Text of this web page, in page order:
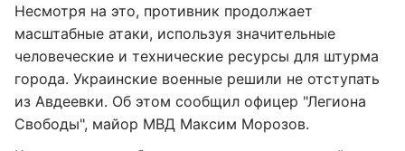
Несмотря на это, противник продолжает
масштабные атаки, используя значительные
человеческие и технические ресурсы для штурма
города. Украинские военные решили не отступать
из Авдеевки. Об этом сообщил офицер "Легиона
Свободы", майор МВД Максим Морозов.